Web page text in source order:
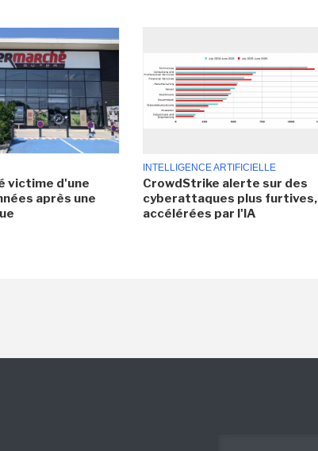
victime d'une
après une
INTELLIGENCE ARTIFICIELLE
CrowdStrike alerte sur des
cyberattaques plus furtives,
accélérées par l'IA